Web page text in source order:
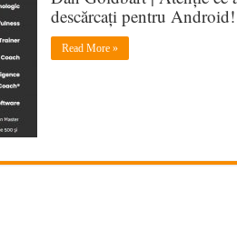
descărcați pentru Android!
Read More »